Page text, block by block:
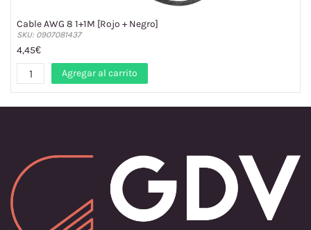
Cable AWG 8 1+1M [Rojo + Negro]
SKU: 0907081437
4,45€
Agregar al carrito